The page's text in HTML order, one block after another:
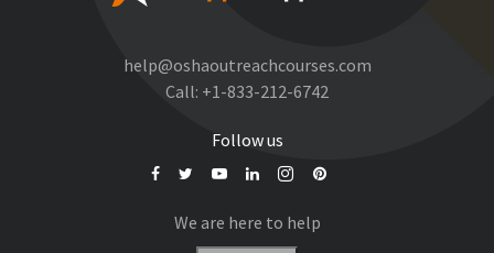
help@oshaoutreachcourses.com
Call: +1-833-212-6742
Follow us
We are here to help